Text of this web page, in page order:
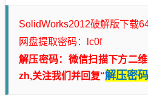
SolidWorks2012破解版下载
网盘提取密码：lc0f
解压密码：微信扫描下方二
zh,关注我们并回复“解压密码